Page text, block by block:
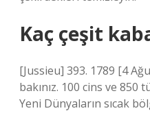
Kaç çeşit
[Jussieu] 393. 1789 [4
bakınız. 100 cins ve 850
Yeni Dünyaların sıcak